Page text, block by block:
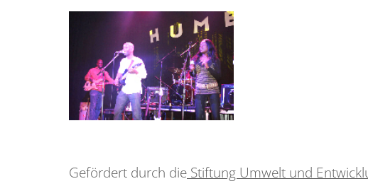
Gefördert durch die Stiftung Umwelt und